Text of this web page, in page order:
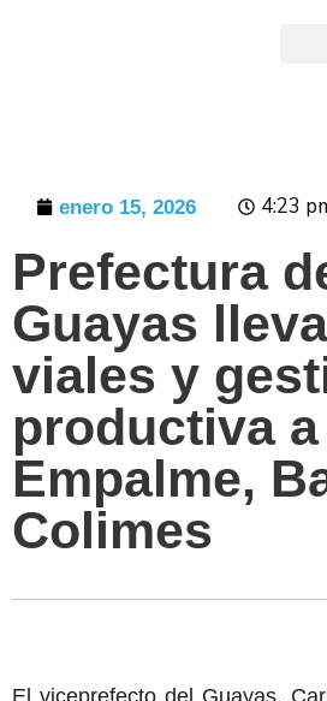
enero 15, 2026 4:23
Prefectura
Guayas
viales y
productiva a
Empalme,
Colimes
El viceprefecto del Guayas,